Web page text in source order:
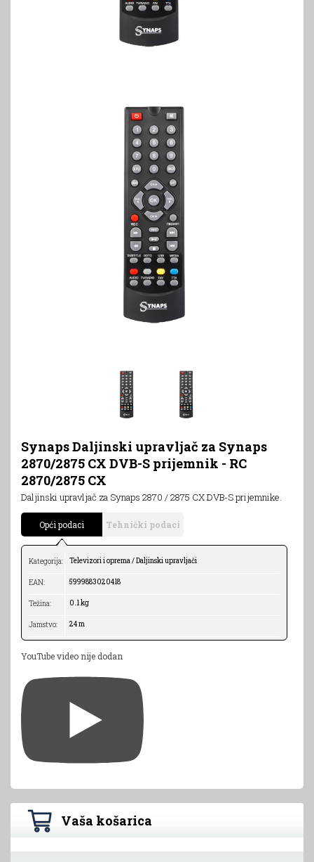
Synaps Daljinski upravljač za Synaps
2870/2875 CX DVB-S prijemnik - RC
2870/2875 CX
Daljinski upravljač za Synaps 2870 / 2875 CX DVB-S prijemnike.
Opći podaci Tehnički podaci
Kategorija: Televizori i oprema / Daljinski upravljači
EAN: 5999883020418
Težina: 0.1 kg
Jamstvo: 24 m
YouTube video nije dodan
Vaša košarica